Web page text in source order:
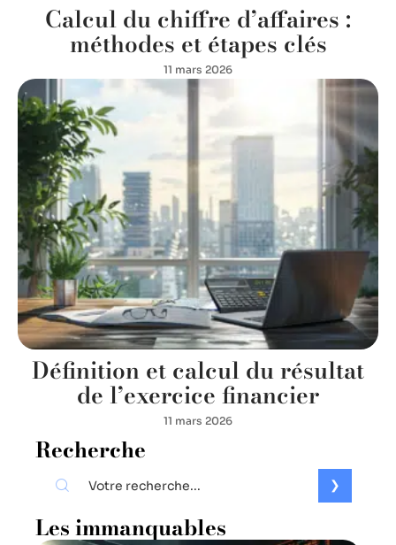
Calcul du chiffre d’affaires :
méthodes et étapes clés
11 mars 2026
Définition et calcul du résultat
de l’exercice financier
11 mars 2026
Recherche
Les immanquables